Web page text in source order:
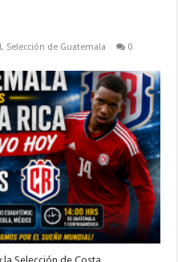
, Selección de Guatemala
0